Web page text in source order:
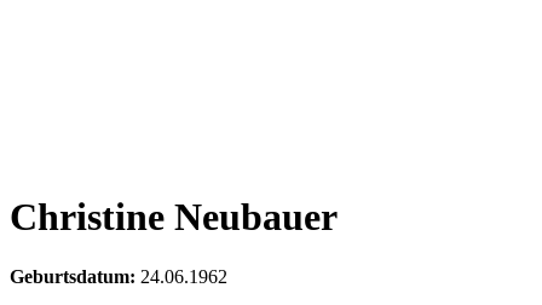
Christine Neubauer
Geburtsdatum: 24.06.1962